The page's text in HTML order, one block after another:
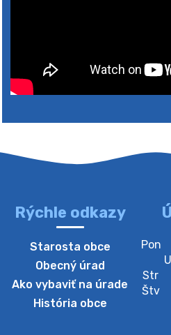
4. augusta 2026 10:05
Zberný dvor-
Oznamujeme obyvateľom, že
bude zberný dvor zatvorený.
hogy szerdán augusztus 05-
lesz https://
Rýchle odkazy
Starosta obce
Obecný úrad
Ako vybaviť na úrade
História obce
Pon
Str
Štv